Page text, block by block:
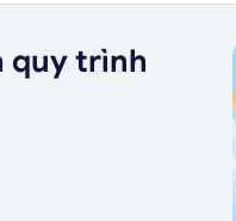
quy trình